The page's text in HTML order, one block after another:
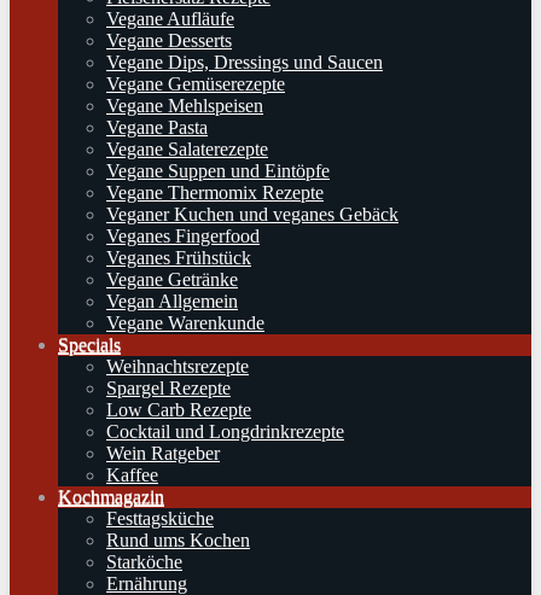
Vegane Aufläufe
Vegane Desserts
Vegane Dips, Dressings und Saucen
Vegane Gemüserezepte
Vegane Mehlspeisen
Vegane Pasta
Vegane Salaterezepte
Vegane Suppen und Eintöpfe
Vegane Thermomix Rezepte
Veganer Kuchen und veganes Gebäck
Veganes Fingerfood
Veganes Frühstück
Vegane Getränke
Vegan Allgemein
Vegane Warenkunde
Specials
Weihnachtsrezepte
Spargel Rezepte
Low Carb Rezepte
Cocktail und Longdrinkrezepte
Wein Ratgeber
Kaffee
Kochmagazin
Festtagsküche
Rund ums Kochen
Starköche
Ernährung